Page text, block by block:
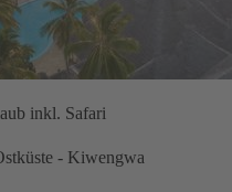
inkl. Safari
- Kiwengwa